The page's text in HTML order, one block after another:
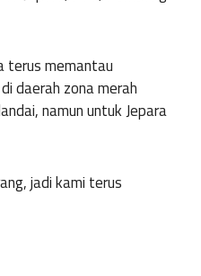
terus memantau
daerah zona merah
namun untuk Jepara
jadi kami terus